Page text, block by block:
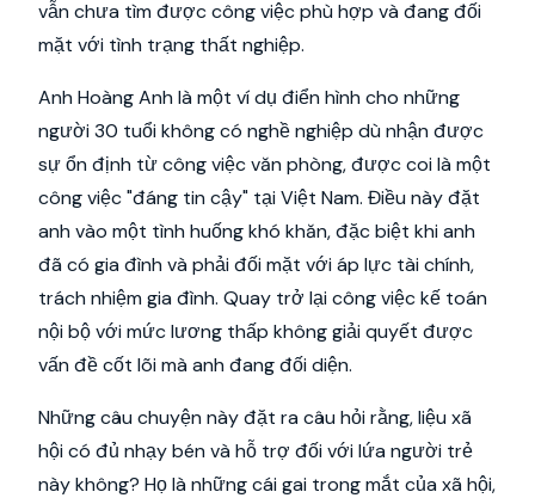
vẫn chưa tìm được công việc phù hợp và đang đối
mặt với tình trạng thất nghiệp.
Anh Hoàng Anh là một ví dụ điển hình cho những
người 30 tuổi không có nghề nghiệp dù nhận được
sự ổn định từ công việc văn phòng, được coi là một
công việc "đáng tin cậy" tại Việt Nam. Điều này đặt
anh vào một tình huống khó khăn, đặc biệt khi anh
đã có gia đình và phải đối mặt với áp lực tài chính,
trách nhiệm gia đình. Quay trở lại công việc kế toán
nội bộ với mức lương thấp không giải quyết được
vấn đề cốt lõi mà anh đang đối diện.
Những câu chuyện này đặt ra câu hỏi rằng, liệu xã
hội có đủ nhạy bén và hỗ trợ đối với lứa người trẻ
này không? Họ là những cái gai trong mắt của xã hội,